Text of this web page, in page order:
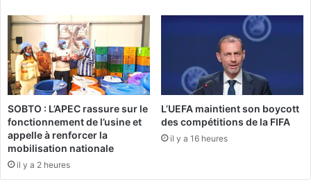
t
d
e
s
é
u
r
t
r
k
n
a
d
n
n
c
SOBTO : L’APEC rassure sur le
fonctionnement de l’usine et
appelle à renforcer la
mobilisation nationale
il y a 2 heures
L’UEFA maintient son boycott
des compétitions de la FIFA
il y a 16 heures